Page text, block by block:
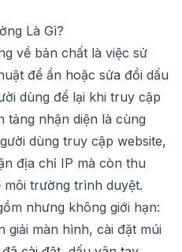
Là Gì?
về bản chất là việc sử
để ẩn hoặc sửa đổi dấu
dùng để lại khi truy cập
tảng nhận diện là cùng
dùng truy cập website,
địa chỉ IP mà còn thu
trường trình duyệt.
nhưng không giới hạn:
giải màn hình, cài đặt múi